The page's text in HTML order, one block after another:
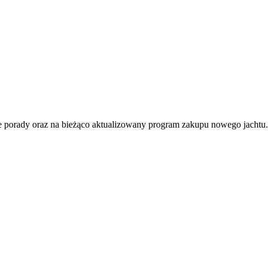
oraz na bieżąco aktualizowany program zakupu nowego jachtu.